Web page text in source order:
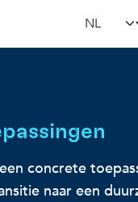
Select
Unieke
concrete
naar een